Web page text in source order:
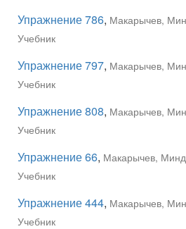
Упражнение 786, Макарычев,
Учебник
Упражнение 797, Макарычев,
Учебник
Упражнение 808, Макарычев,
Учебник
Упражнение 66, Макарычев,
Учебник
Упражнение 444, Макарычев,
Учебник